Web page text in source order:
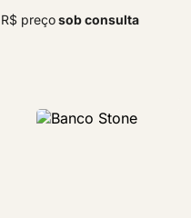
R$ preçosob consulta